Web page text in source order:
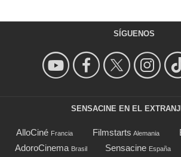
SÍGUENOS
SENSACINE EN EL
AlloCiné Francia Filmstarts Alemania
AdoroCinema Brasil Sensacine España